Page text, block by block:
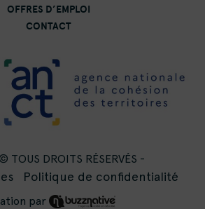
OFFRES D’EMPLOI
CONTACT
TOUS DROITS RÉSERVÉS -
Politique de confidentialité
par